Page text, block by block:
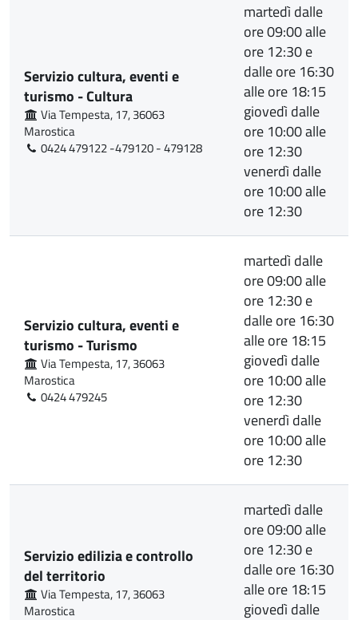
Servizio cultura, eventi e
turismo - Cultura
Via Tempesta, 17, 36063
Marostica
0424 479122 -479120 - 479128
martedì dalle
ore 09:00 alle
ore 12:30 e
dalle ore 16:30
alle ore 18:15
giovedì dalle
ore 10:00 alle
ore 12:30
venerdì dalle
ore 10:00 alle
ore 12:30
Servizio cultura, eventi e
turismo - Turismo
Via Tempesta, 17, 36063
Marostica
0424 479245
martedì dalle
ore 09:00 alle
ore 12:30 e
dalle ore 16:30
alle ore 18:15
giovedì dalle
ore 10:00 alle
ore 12:30
venerdì dalle
ore 10:00 alle
ore 12:30
Servizio edilizia e controllo
del territorio
Via Tempesta, 17, 36063
Marostica
martedì dalle
ore 09:00 alle
ore 12:30 e
dalle ore 16:30
alle ore 18:15
giovedì dalle